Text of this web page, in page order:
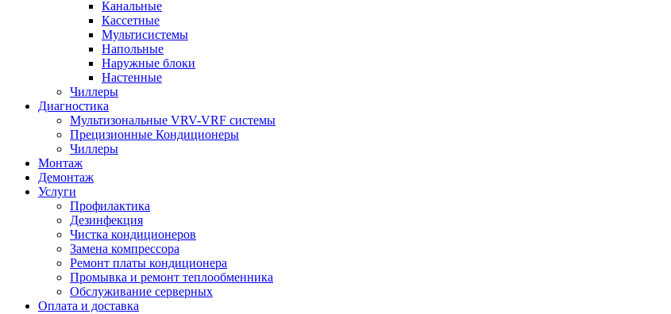
Канальные
Кассетные
Мультисистемы
Напольные
Наружные блоки
Настенные
Чиллеры
Диагностика
Мультизональные VRV-VRF системы
Прецизионные Кондиционеры
Чиллеры
Монтаж
Демонтаж
Услуги
Профилактика
Дезинфекция
Чистка кондиционеров
Замена компрессора
Ремонт платы кондиционера
Промывка и ремонт теплообменника
Обслуживание серверных
Оплата и доставка